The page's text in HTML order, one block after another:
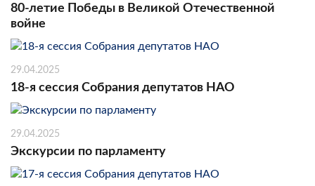
80-летие Победы в Великой Отечественной
войне
29.04.2025
18-я сессия Собрания депутатов НАО
29.04.2025
Экскурсии по парламенту